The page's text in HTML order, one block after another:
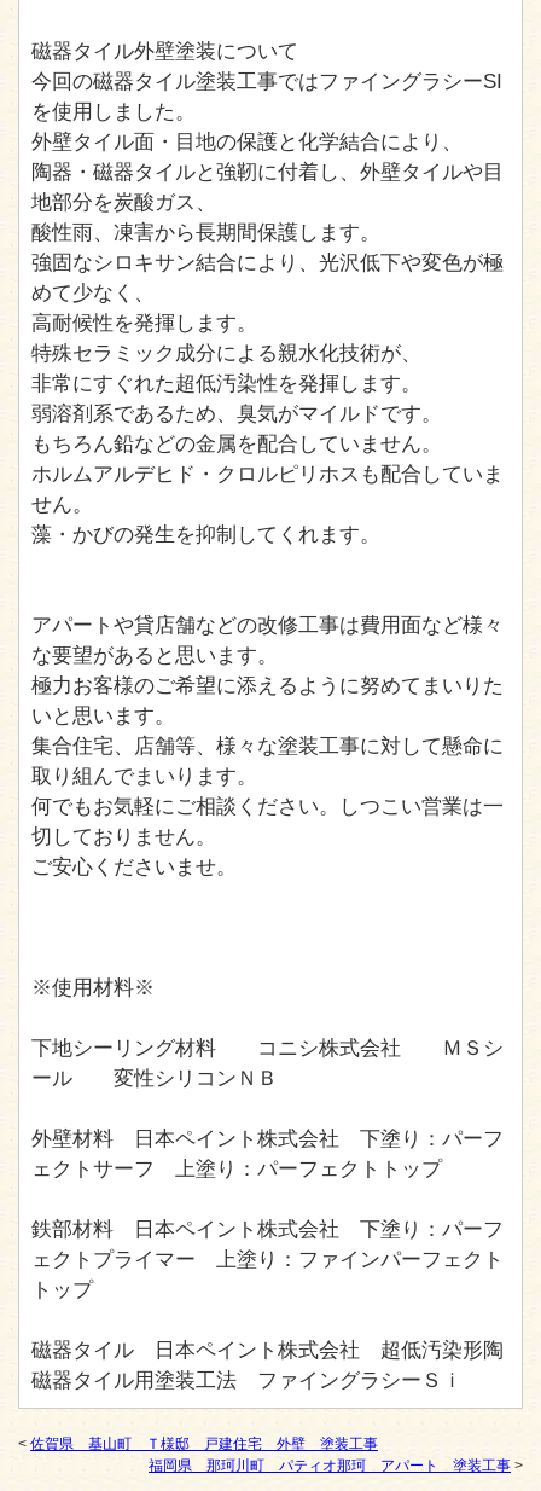
磁器タイル外壁塗装について
今回の磁器タイル塗装工事ではファイングラシーSI
を使用しました。
外壁タイル面・目地の保護と化学結合により、
陶器・磁器タイルと強靭に付着し、外壁タイルや目
地部分を炭酸ガス、
酸性雨、凍害から長期間保護します。
強固なシロキサン結合により、光沢低下や変色が極
めて少なく、
高耐候性を発揮します。
特殊セラミック成分による親水化技術が、
非常にすぐれた超低汚染性を発揮します。
弱溶剤系であるため、臭気がマイルドです。
もちろん鉛などの金属を配合していません。
ホルムアルデヒド・クロルピリホスも配合していま
せん。
藻・かびの発生を抑制してくれます。
アパートや貸店舗などの改修工事は費用面など様々
な要望があると思います。
極力お客様のご希望に添えるように努めてまいりた
いと思います。
集合住宅、店舗等、様々な塗装工事に対して懸命に
取り組んでまいります。
何でもお気軽にご相談ください。しつこい営業は一
切しておりません。
ご安心くださいませ。
※使用材料※
下地シーリング材料 コニシ株式会社 ＭＳシ
ール 変性シリコンＮＢ
外壁材料 日本ペイント株式会社 下塗り：パーフ
ェクトサーフ 上塗り：パーフェクトトップ
鉄部材料 日本ペイント株式会社 下塗り：パーフ
ェクトプライマー 上塗り：ファインパーフェクト
トップ
磁器タイル 日本ペイント株式会社 超低汚染形陶
磁器タイル用塗装工法 ファイングラシーＳｉ
< 佐賀県 基山町 Ｔ様邸 戸建住宅 外壁 塗装工事
福岡県 那珂川町 パティオ那珂 アパート 塗装工事 >